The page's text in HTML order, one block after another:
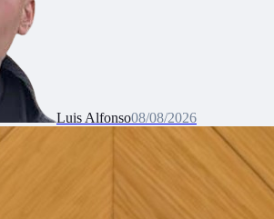
Luis Alfonso08/08/2026